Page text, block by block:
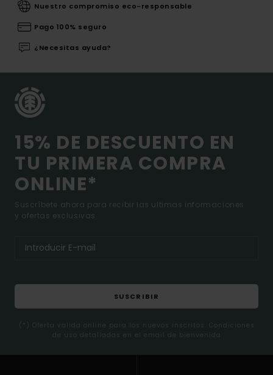
Nuestro compromiso eco-responsable
Pago 100% seguro
¿Necesitas ayuda?
15% DE DESCUENTO EN
TU PRIMERA COMPRA
ONLINE*
Suscríbete ahora para recibir las ultimas informaciones
y ofertas exclusivas.
SUSCRIBIR
(*) Oferta valida online para los nuevos inscritos. Condiciones
de uso detalladas en el email de bienvenida